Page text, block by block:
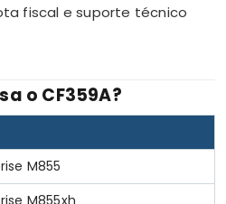
fiscal e suporte técnico
o CF359A?
M855
M855xh